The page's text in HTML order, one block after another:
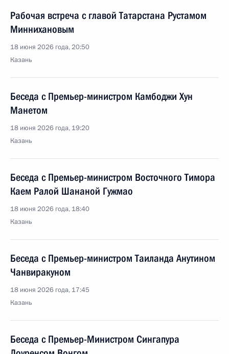
Рабочая встреча с главой Татарстана Рустамом
Миннихановым
18 июня 2026 года, 20:50
Казань
Беседа с Премьер-министром Камбоджи Хун
Манетом
18 июня 2026 года, 19:20
Казань
Беседа с Премьер-министром Восточного Тимора
Каем Ралой Шананой Гужмао
18 июня 2026 года, 18:40
Казань
Беседа с Премьер-министром Таиланда Анутином
Чанвиракуном
18 июня 2026 года, 17:45
Казань
Беседа с Премьер-Министром Сингапура